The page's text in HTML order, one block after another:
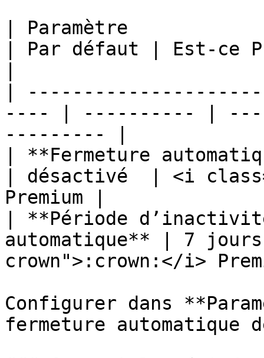
| Paramètre
| Par défaut | Est-ce
|
---- | ---------- |
--------- |
| **Fermeture
| désactivé  | <i
Premium |
| **Période
automatique** | 7
crown">:crown:</i>
Configurer dans
fermeture